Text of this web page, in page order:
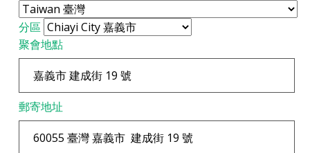
分區
聚會地點
郵寄地址